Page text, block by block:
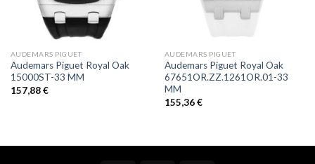
AUDEMARS PIGUET
Audemars Piguet Royal Oak
15000ST-33 MM
157,88€
AUDEMARS PIGUET
Audemars Piguet Royal Oak
67651OR.ZZ.1261OR.01-33
MM
155,36€